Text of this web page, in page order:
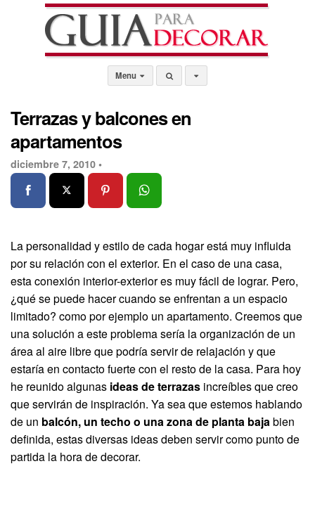
Menu
Terrazas y balcones en
apartamentos
diciembre 7, 2010 •
La personalidad y estilo de cada hogar está muy influida
por su relación con el exterior. En el caso de una casa,
esta conexión interior-exterior es muy fácil de lograr. Pero,
¿qué se puede hacer cuando se enfrentan a un espacio
limitado? como por ejemplo un apartamento. Creemos que
una solución a este problema sería la organización de un
área al aire libre que podría servir de relajación y que
estaría en contacto fuerte con el resto de la casa. Para hoy
he reunido algunas ideas de terrazas increíbles que creo
que servirán de inspiración. Ya sea que estemos hablando
de un balcón, un techo o una zona de planta bajabien
definida, estas diversas ideas deben servir como punto de
partida la hora de decorar.